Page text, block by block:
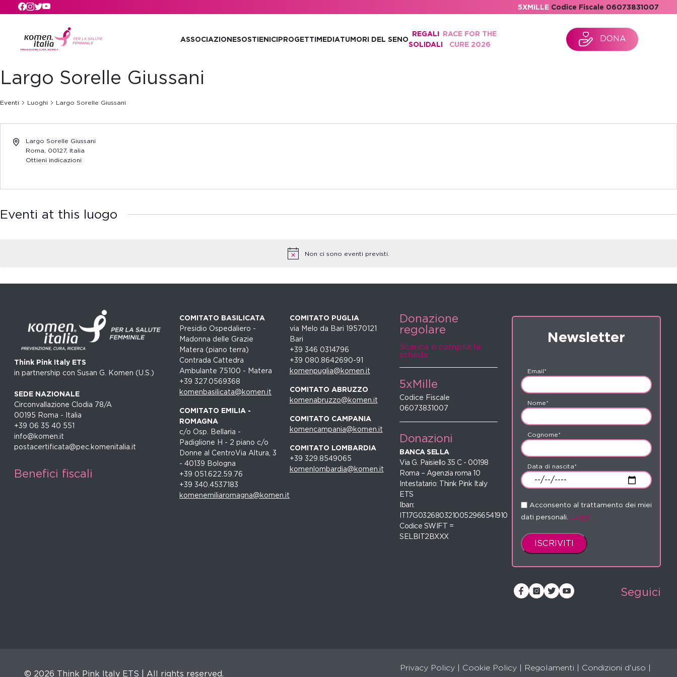
Skip to main content 5XMILLE Codice Fiscale 06073831007
ASSOCIAZIONESOSTIENICIPROGETTIMEDIATUMORI DEL SENO
REGALI
SOLIDALI
RACE FOR THE
CURE 2026
DONA
Non ci sono eventi previsti.
Largo Sorelle Giussani
Eventi Luoghi Largo Sorelle Giussani
Largo Sorelle Giussani
Roma, 00127, Italia
Ottieni indicazioni
Eventi at this luogo
Think Pink Italy ETS
in partnership con Susan G. Komen (U.S.)
SEDE NAZIONALE
Circonvallazione Clodia 78/A
00195 Roma - Italia
+39 06 35 40 551
info@komen.it
postacertificata@pec.komenitalia.it
Benefici fiscali
COMITATO BASILICATA
Presidio Ospedaliero -
Madonna delle Grazie
Matera (piano terra)
Contrada Cattedra
Ambulante 75100 - Matera
+39 327.0569368
komenbasilicata@komen.it
COMITATO EMILIA -
ROMAGNA
c/o Osp. Bellaria -
Padiglione H - 2 piano c/o
Donne al CentroVia Altura, 3
- 40139 Bologna
+39 051.622.59.76
+39 340.4537183
komenemiliaromagna@komen.it
COMITATO PUGLIA
via Melo da Bari 19570121
Bari
+39 346 0314796
+39 080.8642690-91
komenpuglia@komen.it
COMITATO ABRUZZO
komenabruzzo@komen.it
COMITATO CAMPANIA
komencampania@komen.it
COMITATO LOMBARDIA
+39 329.8549065
komenlombardia@komen.it
Donazione
regolare
Scarica e compila la
scheda
5xMille
Codice Fiscale
06073831007
Donazioni
BANCA SELLA
Via G. Paisiello 35 C - 00198
Roma – Agenzia roma 10
Intestatario: Think Pink Italy
ETS
Iban:
IT17G0326803210052966541910
Codice SWIFT =
SELBIT2BXXX
Newsletter
Email*
Nome*
Cognome*
Data di nascita*
Acconsento al trattamento dei miei
dati personali. Leggi
Seguici
© 2026 Think Pink Italy ETS | All rights reserved.
Privacy Policy Cookie Policy Regolamenti
Condizioni d'uso |